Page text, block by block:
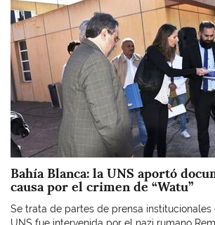
Bahía Blanca: la UNS aportó
causa por el crimen de “Watu”
Se trata de partes de prensa institucionales